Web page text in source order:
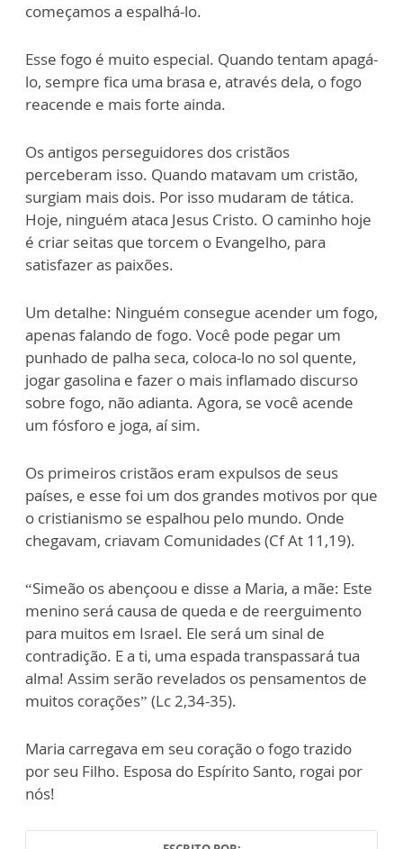
começamos a espalhá-lo.
Esse fogo é muito especial. Quando tentam apagá-
lo, sempre fica uma brasa e, através dela, o fogo
reacende e mais forte ainda.
Os antigos perseguidores dos cristãos
perceberam isso. Quando matavam um cristão,
surgiam mais dois. Por isso mudaram de tática.
Hoje, ninguém ataca Jesus Cristo. O caminho hoje
é criar seitas que torcem o Evangelho, para
satisfazer as paixões.
Um detalhe: Ninguém consegue acender um fogo,
apenas falando de fogo. Você pode pegar um
punhado de palha seca, coloca-lo no sol quente,
jogar gasolina e fazer o mais inflamado discurso
sobre fogo, não adianta. Agora, se você acende
um fósforo e joga, aí sim.
Os primeiros cristãos eram expulsos de seus
países, e esse foi um dos grandes motivos por que
o cristianismo se espalhou pelo mundo. Onde
chegavam, criavam Comunidades (Cf At 11,19).
“Simeão os abençoou e disse a Maria, a mãe: Este
menino será causa de queda e de reerguimento
para muitos em Israel. Ele será um sinal de
contradição. E a ti, uma espada transpassará tua
alma! Assim serão revelados os pensamentos de
muitos corações” (Lc 2,34-35).
Maria carregava em seu coração o fogo trazido
por seu Filho. Esposa do Espírito Santo, rogai por
nós!